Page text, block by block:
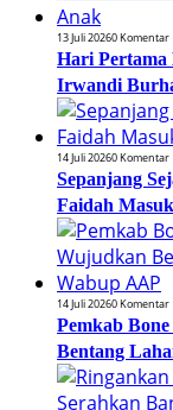
13 Juli 20260 Komentar
Hari Pertama
Irwandi
14 Juli 20260 Komentar
Sepanjang
Faidah
14 Juli 20260 Komentar
Pemkab
Bentang